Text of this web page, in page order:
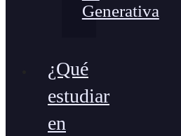
Generativa
¿Qué
estudiar
en